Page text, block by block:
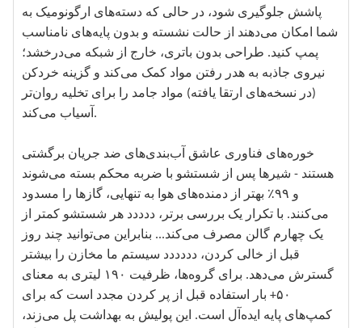
پاشش جلوگیری شود، در حالی که دسته‌های ارگونومیک به
شما امکان می‌دهند از حالت نشسته و بدون پایه‌های نامناسب
پمپ کنید. طراحی بدون باتری، خارج از شبکه می‌درخشد؛
نیروی جاذبه به هدر رفتن مواد کمک می‌کند و گزینه خردکن
(در نسخه‌های ارتقا یافته) مواد جامد را برای تخلیه روان‌تر
آسیاب می‌کند.
خوره‌های فناوری عاشق آب‌بندی‌های ضد جریان برگشتی
هستند - شیرها پس از شستشو با ضربه محکم بسته می‌شوند
و ۹۹٪ بهتر از دمنده‌های هوا به تنهایی، گازها را مسدود
می‌کنند. با تکرار یک بررسی برتر، ددددد هر شستشو کمتر از
یک چهارم گالن مصرف می‌کند... بنابراین می‌توانید چند روز
قبل از خالی کردن، دددددد سیستم ما مخازن را بیشتر
گسترش می‌دهد. برای گروه‌ها، ظرفیت ۱۹۰ لیتری به معنای
۵۰+ بار استفاده قبل از پر کردن مجدد است که برای
کمپ‌های پایه ایده‌آل است. این پولیش به بهداشت پل می‌زند،